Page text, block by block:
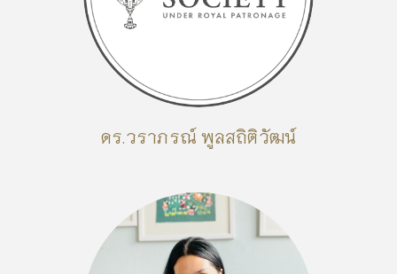
ดร.วราภรณ์ พูลสถิติวัฒน์